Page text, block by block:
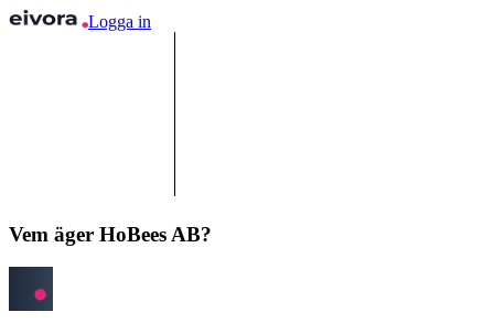
Logga in
Vem äger HoBees AB?